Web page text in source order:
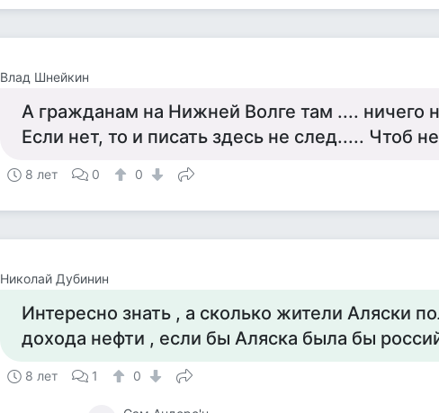
Влад Шнейкин
А гражданам на Нижней Волге там .... ничего
Если нет, то и писать здесь не след..... Чтоб
8 лет 0 0
Николай Дубинин
Интересно знать , а сколько жители Аляски
дохода нефти , если бы Аляска была бы
8 лет 1 0